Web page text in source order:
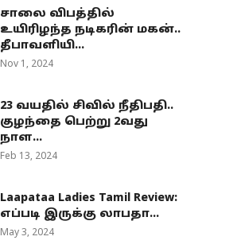
சாலை விபத்தில்
உயிரிழந்த நடிகரின் மகன்..
தீபாவளியி...
Nov 1, 2024
23 வயதில் சிவில் நீதிபதி..
குழந்தை பெற்று 2வது
நாள...
Feb 13, 2024
Laapataa Ladies Tamil Review:
எப்படி இருக்கு லாபதா...
May 3, 2024